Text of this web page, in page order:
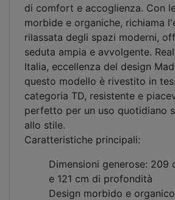
di comfort e accoglienza. Con
morbide e organiche, richiama
rilassata degli spazi moderni,
seduta ampia e avvolgente.
Italia, eccellenza del design
questo modello è rivestito in
categoria TD, resistente e
perfetto per un uso quotidiano
allo stile.
Caratteristiche principali:
Dimensioni generose: 209
e 121 cm di profondità
Design morbido e